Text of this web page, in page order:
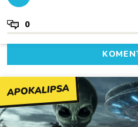
0
APOKALIPSA